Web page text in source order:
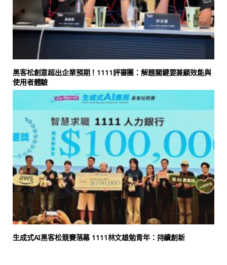
黑客松創意超出企業預期！1111評審團：解題關鍵要兼顧效能與
使用者體驗
生成式AI黑客松競賽落幕 1111林文雄勉青年：持續創新